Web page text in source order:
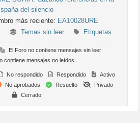
del silencio
más reciente: EA10028URE
Temas sin leer Etiquetas
El Foro no contiene mensajes sin leer
contiene mensajes no leídos
No respondido Respondido
Activo
No aprobados Resuelto
Privado
Cerrado